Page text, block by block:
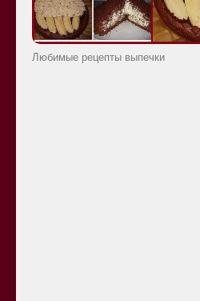
Любимые рецепты выпечки